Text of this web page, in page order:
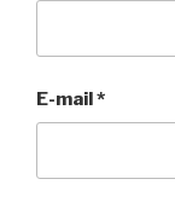
E-mail*